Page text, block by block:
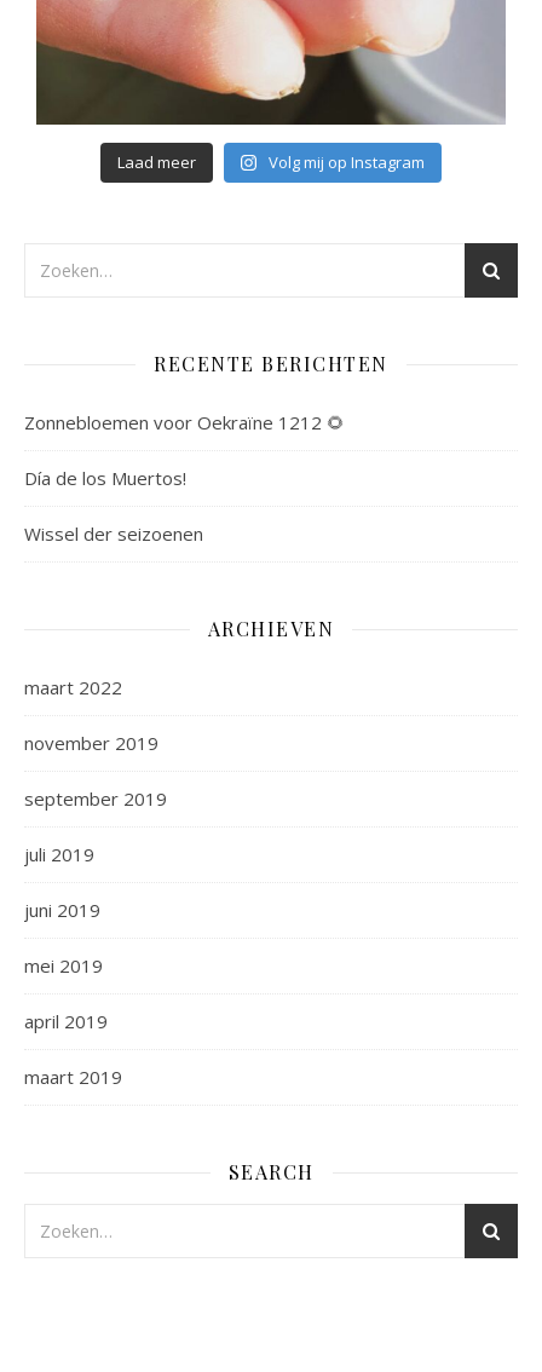
Laad meer Volg mij op Instagram
RECENTE BERICHTEN
Zonnebloemen voor Oekraïne 1212 🌻
Día de los Muertos!
Wissel der seizoenen
ARCHIEVEN
maart 2022
november 2019
september 2019
juli 2019
juni 2019
mei 2019
april 2019
maart 2019
SEARCH